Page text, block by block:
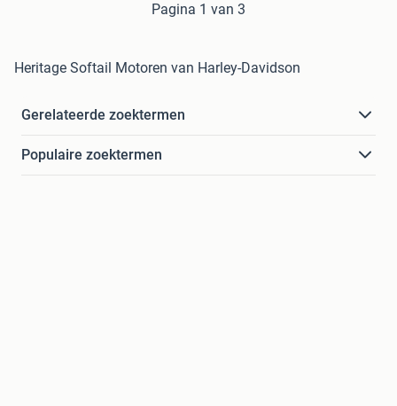
Pagina 1 van 3
Heritage Softail Motoren van Harley-Davidson
Gerelateerde zoektermen
Populaire zoektermen